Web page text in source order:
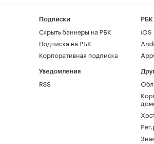
Подписки
Скрыть баннеры на РБК
Подписка на РБК
Корпоративная подписка
Уведомления
RSS
РБК
iOS